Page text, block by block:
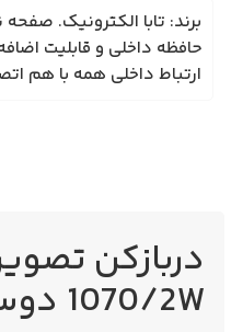
حافظه داخلی و قابلیت
ارتباط داخلی همه با هم
1070/2W دوسیم